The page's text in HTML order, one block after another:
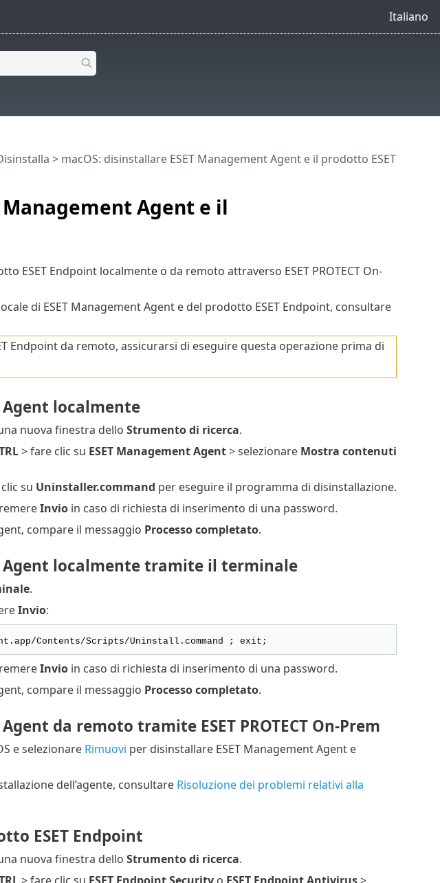
Italiano
Management Agent e il
> macOS: disinstallare ESET Management Agent e il prodotto ESET
ESET Endpoint localmente o da remoto attraverso ESET PROTECT On-
di ESET Management Agent e del prodotto ESET Endpoint, consultare
Endpoint da remoto, assicurarsi di eseguire questa operazione prima di
Agent localmente
nuova finestra dello Strumento di ricerca.
> fare clic su ESET Management Agent> selezionare Mostra contenuti
su Uninstaller.command per eseguire il programma di disinstallazione.
Invioin caso di richiesta di inserimento di una password.
compare il messaggio Processo completato.
Agent localmente tramite il terminale
.
Invio:
Contents/Scripts/Uninstall.command ; exit;
Invioin caso di richiesta di inserimento di una password.
compare il messaggio Processo completato.
da remoto tramite ESET PROTECT On-Prem
e selezionare Rimuovi per disinstallare ESET Management Agent e
dell’agente, consultare Risoluzione dei problemi relativi alla
ESET Endpoint
nuova finestra dello Strumento di ricerca.